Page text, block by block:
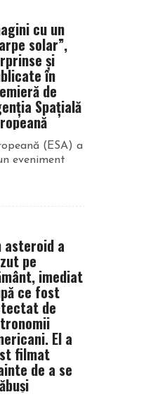
cu un
solar”,
și
în
de
Spațială
(ESA) a
eveniment
asteroid a
pe
imediat
ce fost
de
El a
filmat
de a se